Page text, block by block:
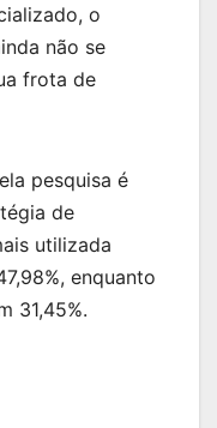
o
não se
frota de
pesquisa é
de
utilizada
enquanto
31,45%.